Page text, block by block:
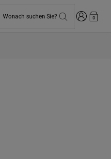
Wonach suchen Sie? Anmelden
0